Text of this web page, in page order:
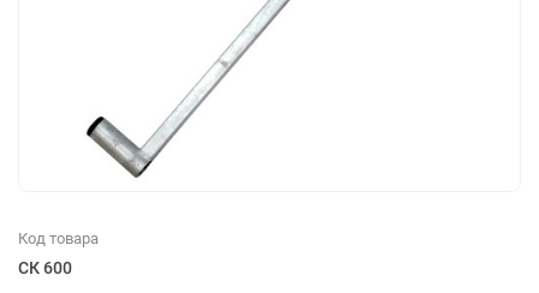
Код товара
СК 600